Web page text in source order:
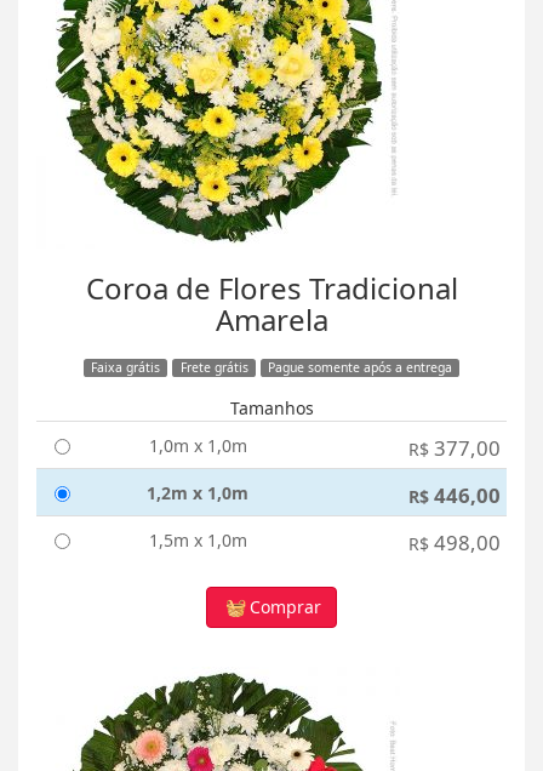
Coroa de Flores Tradicional
Amarela
Faixa grátis Frete grátis Pague somente após a entrega
Tamanhos
1,0m x 1,0m
R$ 377,00
1,2m x 1,0m R$ 446,00
1,5m x 1,0m R$ 498,00
Comprar